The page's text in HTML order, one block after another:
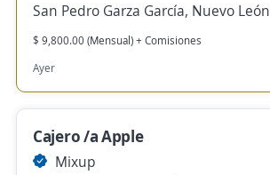
San Pedro Garza García, Nuevo León
$ 9,800.00 (Mensual) + Comisiones
Ayer
Cajero /a Apple
Mixup